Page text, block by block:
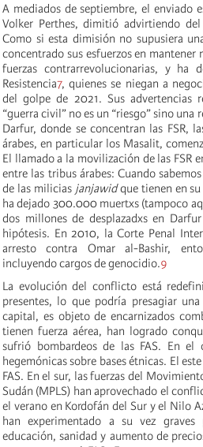
A mediados de septiembre, el enviado
Volker Perthes, dimitió advirtiendo
Como si esta dimisión no supusiera
concentrado sus esfuerzos en
fuerzas contrarrevolucionarias, y ha
Resistencia7, quienes se niegan a
del golpe de 2021. Sus advertencias
“guerra civil” no es un “riesgo” sino una
Darfur, donde se concentran las FSR,
árabes, en particular los Masalit,
El llamado a la movilización de las FSR
entre las tribus árabes: Cuando
de las milicias janjawidque tienen en
ha dejado 300.000 muertxs (tampoco
dos millones de desplazadxs en
hipótesis. En 2010, la Corte Penal
arresto contra Omar al-Bashir,
incluyendo cargos de genocidio.9
La evolución del conflicto está
presentes, lo que podría presagiar
capital, es objeto de encarnizados
tienen fuerza aérea, han logrado
sufrió bombardeos de las FAS. En el
hegemónicas sobre bases étnicas. El
FAS. En el sur, las fuerzas del
Sudán (MPLS) han aprovechado el
el verano en Kordofán del Sur y el Nilo
han experimentado a su vez graves
educación, sanidad y aumento de